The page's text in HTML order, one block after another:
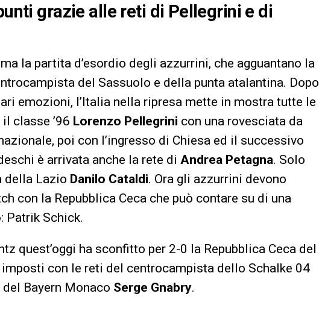
grazie alle reti di Pellegrini e di
la partita d’esordio degli azzurrini, che agguantano la
del Sassuolo e della punta atalantina. Dopo
emozioni, l’Italia nella ripresa mette in mostra tutte le
classe ’96 Lorenzo Pellegrini con una rovesciata da
poi con l’ingresso di Chiesa ed il successivo
è arrivata anche la rete di Andrea Petagna. Solo
della Lazio Danilo Cataldi. Ora gli azzurrini devono
con la Repubblica Ceca che può contare su di una
Patrik Schick.
quest’oggi ha sconfitto per 2-0 la Repubblica Ceca del
con le reti del centrocampista dello Schalke 04
Bayern Monaco Serge Gnabry.